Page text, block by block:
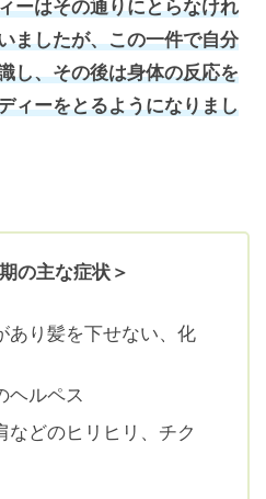
ーはその通りにとらなけれ
ましたが、この一件で自分
し、その後は身体の反応を
ィーをとるようになりまし
の主な症状＞
あり髪を下せない、化
ヘルペス
などのヒリヒリ、チク